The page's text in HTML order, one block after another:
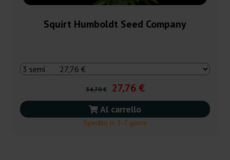
Squirt Humboldt Seed Company
34,70 € 27,76 €
Al carrello
Spedito in 3-7 giorni